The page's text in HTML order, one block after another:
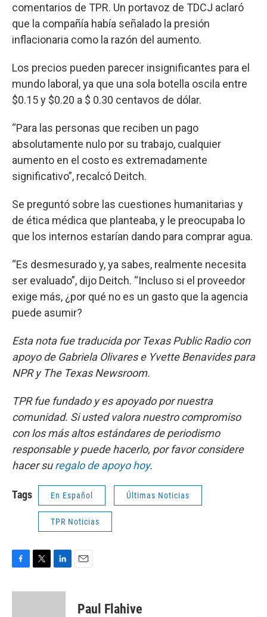
comentarios de TPR. Un portavoz de TDCJ aclaró
que la compañía había señalado la presión
inflacionaria como la razón del aumento.
Los precios pueden parecer insignificantes para el
mundo laboral, ya que una sola botella oscila entre
$0.15 y $0.20 a $ 0.30 centavos de dólar.
“Para las personas que reciben un pago
absolutamente nulo por su trabajo, cualquier
aumento en el costo es extremadamente
significativo”, recalcó Deitch.
Se preguntó sobre las cuestiones humanitarias y
de ética médica que planteaba, y le preocupaba lo
que los internos estarían dando para comprar agua.
“Es desmesurado y, ya sabes, realmente necesita
ser evaluado”, dijo Deitch. “Incluso si el proveedor
exige más, ¿por qué no es un gasto que la agencia
puede asumir?
Esta nota fue traducida por Texas Public Radio con
apoyo de Gabriela Olivares e Yvette Benavides para
NPR y The Texas Newsroom.
TPR fue fundado y es apoyado por nuestra
comunidad. Si usted valora nuestro compromiso
con los más altos estándares de periodismo
responsable y puede hacerlo, por favor considere
hacer suregalo de apoyo hoy.
Tags En Español Últimas Noticias
TPR Noticias
c
i
n
Paul Flahive